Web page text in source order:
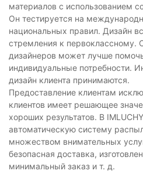
материалов с использованием
Он тестируется на
национальных правил. Дизайн
стремления к первоклассному.
дизайнеров может лучше
индивидуальные потребности.
дизайн клиента принимаются.
Предоставление клиентам
клиентов имеет решающее
хороших результатов. В
автоматическую систему
множеством внимательных
безопасная доставка,
минимальный заказ и т. д.